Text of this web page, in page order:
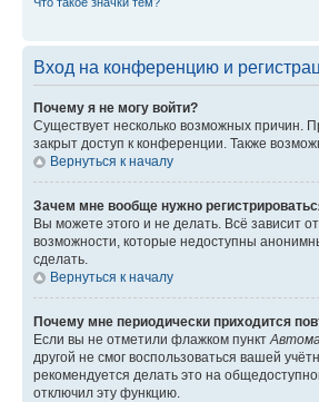
Вход на конференцию и
Почему я не могу войти?
Существует несколько возможных причин.
закрыт доступ к конференции. Также
Вернуться к началу
Зачем мне вообще нужно
Вы можете этого и не делать. Всё зависит
возможности, которые недоступны
сделать.
Вернуться к началу
Почему мне периодически приходится
Если вы не отметили флажком пункт
другой не смог воспользоваться вашей
рекомендуется делать это на
отключил эту функцию.